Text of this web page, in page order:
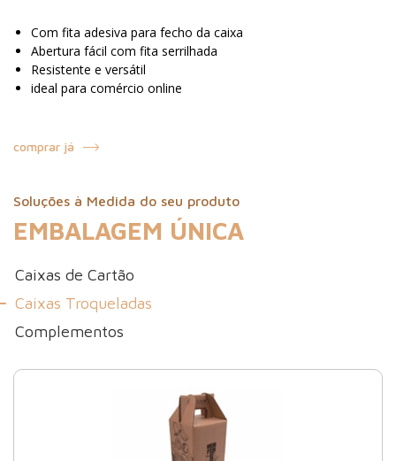
Com fita adesiva para fecho da caixa
Abertura fácil com fita serrilhada
Resistente e versátil
ideal para comércio online
comprar já
Soluções à Medida do seu produto
EMBALAGEM ÚNICA
Caixas de Cartão
Caixas Troqueladas
Complementos